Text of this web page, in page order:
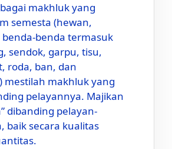
makhluk yang
semesta (hewan,
benda termasuk
sendok, garpu, tisu,
roda, ban, dan
mestilah makhluk yang
pelayannya. Majikan
dibanding pelayan-
baik secara kualitas